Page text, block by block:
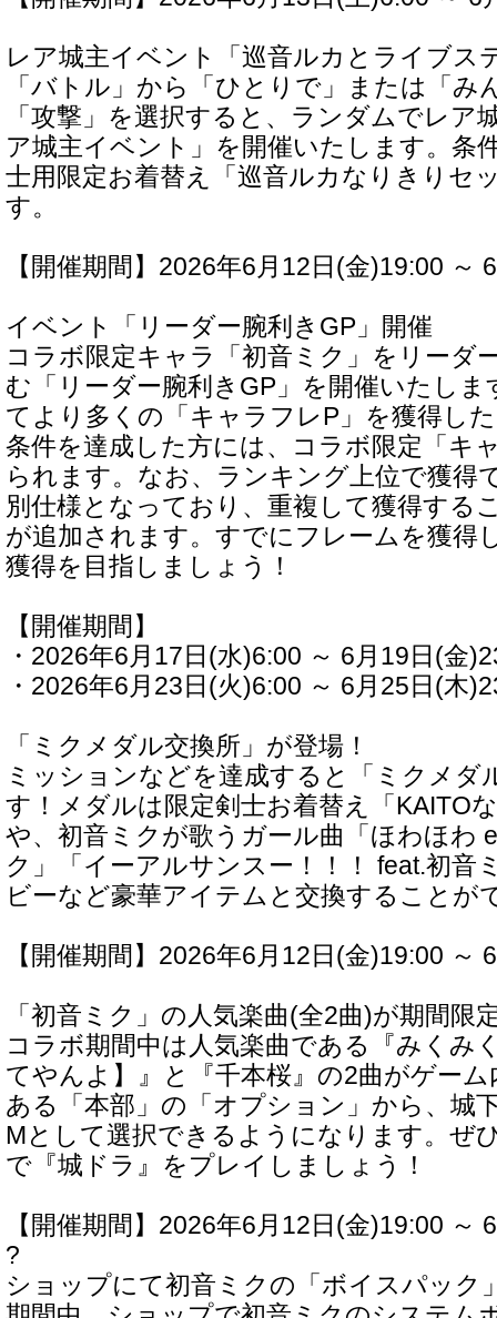
レア城主イベント「巡音ルカとライブス
「バトル」から「ひとりで」または「み
「攻撃」を選択すると、ランダムでレア
ア城主イベント」を開催いたします。条
士用限定お着替え「巡音ルカなりきりセ
す。
【開催期間】2026年6月12日(金)19:00 ～
イベント「リーダー腕利きGP」開催
コラボ限定キャラ「初音ミク」をリーダ
む「リーダー腕利きGP」を開催いたし
てより多くの「キャラフレP」を獲得し
条件を達成した方には、コラボ限定「キ
られます。なお、ランキング上位で獲得
別仕様となっており、重複して獲得する
が追加されます。すでにフレームを獲得
獲得を目指しましょう！
【開催期間】
・2026年6月17日(水)6:00 ～ 6月19日(金
・2026年6月23日(火)6:00 ～ 6月25日(木
「ミクメダル交換所」が登場！
ミッションなどを達成すると「ミクメダ
す！メダルは限定剣士お着替え「KAITO
や、初音ミクが歌うガール曲「ほわほわ
ク」「イーアルサンスー！！！ feat.初音
ビーなど豪華アイテムと交換することが
【開催期間】2026年6月12日(金)19:00 ～
「初音ミク」の人気楽曲(全2曲)が期間限
コラボ期間中は人気楽曲である『みくみ
てやんよ】』と『千本桜』の2曲がゲー
ある「本部」の「オプション」から、城
Mとして選択できるようになります。ぜ
で『城ドラ』をプレイしましょう！
【開催期間】2026年6月12日(金)19:00 ～
?
ショップにて初音ミクの「ボイスパック